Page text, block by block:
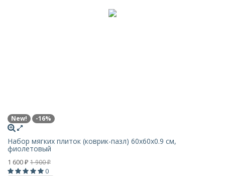
New! -16%
Набор мягких плиток (коврик-пазл) 60х60x0.9 см,
фиолетовый
1 600 ₽ 1 900₽
0